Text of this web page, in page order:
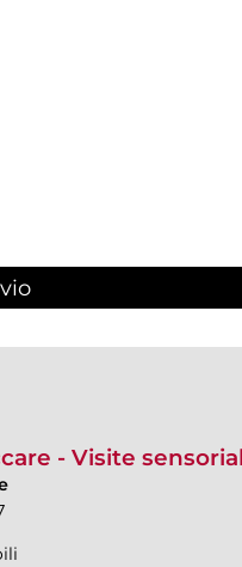
- Visite